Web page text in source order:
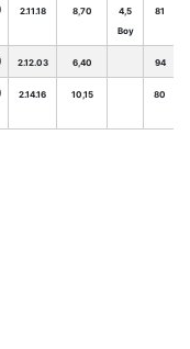
2.11.18 8,70
4,5
Boy
81
2.12.03 6,40 94
2.14.16 10,15 80